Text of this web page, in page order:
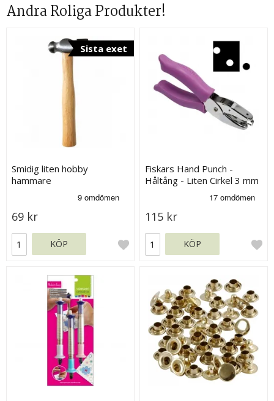
Andra Roliga Produkter!
Sista exet
Smidig liten hobby
hammare
69 kr
KÖP
Fiskars Hand Punch -
Håltång - Liten Cirkel 3 mm
115 kr
KÖP